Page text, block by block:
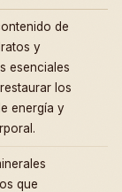
de
y
esenciales
los
energía y
que